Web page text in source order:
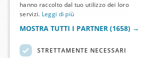
hanno raccolto dal tuo utilizzo dei loro
servizi. Leggi di più
MOSTRA TUTTI I PARTNER (1658) →
STRETTAMENTE NECESSARI